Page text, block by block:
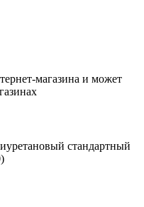
магазина и может
стандартный